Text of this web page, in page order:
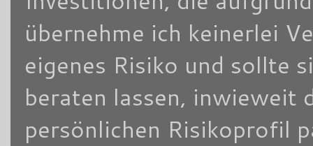
übernehme ich keinerlei
eigenes Risiko und sollte
beraten lassen, inwieweit
persönlichen Risikoprofil